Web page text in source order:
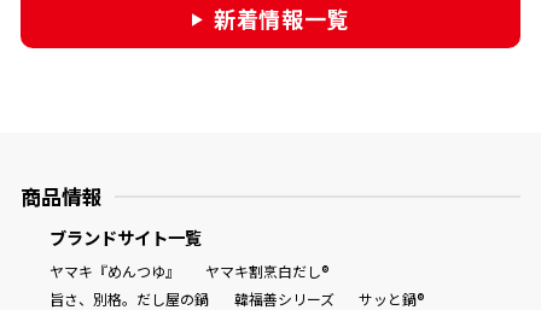
新着情報一覧
商品情報
ブランドサイト一覧
ヤマキ『めんつゆ』
ヤマキ割烹白だし®
旨さ、別格。だし屋の鍋
韓福善シリーズ
サッと鍋®